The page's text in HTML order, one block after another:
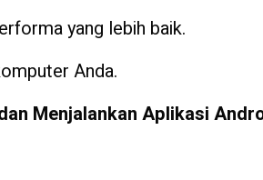
yang lebih baik.
Anda.
Menjalankan Aplikasi